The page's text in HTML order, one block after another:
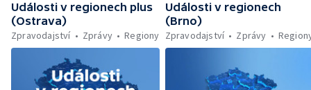
Události v regionech plus
(Ostrava)
Zpravodajství
Zprávy Regiony
Události v regionech
(Brno)
Zpravodajství
Zprávy